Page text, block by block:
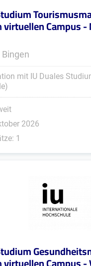
virtuellen Campus -
mit IU Duales
2026
1